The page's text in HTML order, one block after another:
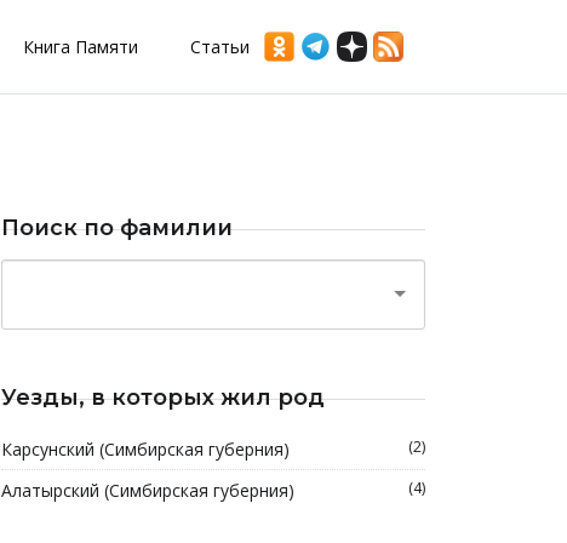
Книга Памяти Статьи
Поиск по фамилии
Уезды, в которых жил род
Карсунский (Симбирская губерния) (2)
Алатырский (Симбирская губерния) (4)